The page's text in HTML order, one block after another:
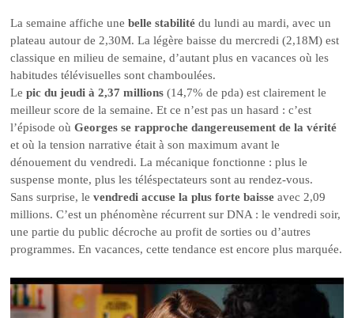
La semaine affiche unebelle stabilité du lundi au mardi, avec un
plateau autour de 2,30M. La légère baisse du mercredi (2,18M) est
classique en milieu de semaine, d’autant plus en vacances où les
habitudes télévisuelles sont chamboulées.
Lepic du jeudi à 2,37 millions (14,7% de pda) est clairement le
meilleur score de la semaine. Et ce n’est pas un hasard : c’est
l’épisode oùGeorges se rapproche dangereusement de la vérité
et où la tension narrative était à son maximum avant le
dénouement du vendredi. La mécanique fonctionne : plus le
suspense monte, plus les téléspectateurs sont au rendez-vous.
Sans surprise, levendredi accuse la plus forte baisse avec 2,09
millions. C’est un phénomène récurrent sur DNA : le vendredi soir,
une partie du public décroche au profit de sorties ou d’autres
programmes. En vacances, cette tendance est encore plus marquée.